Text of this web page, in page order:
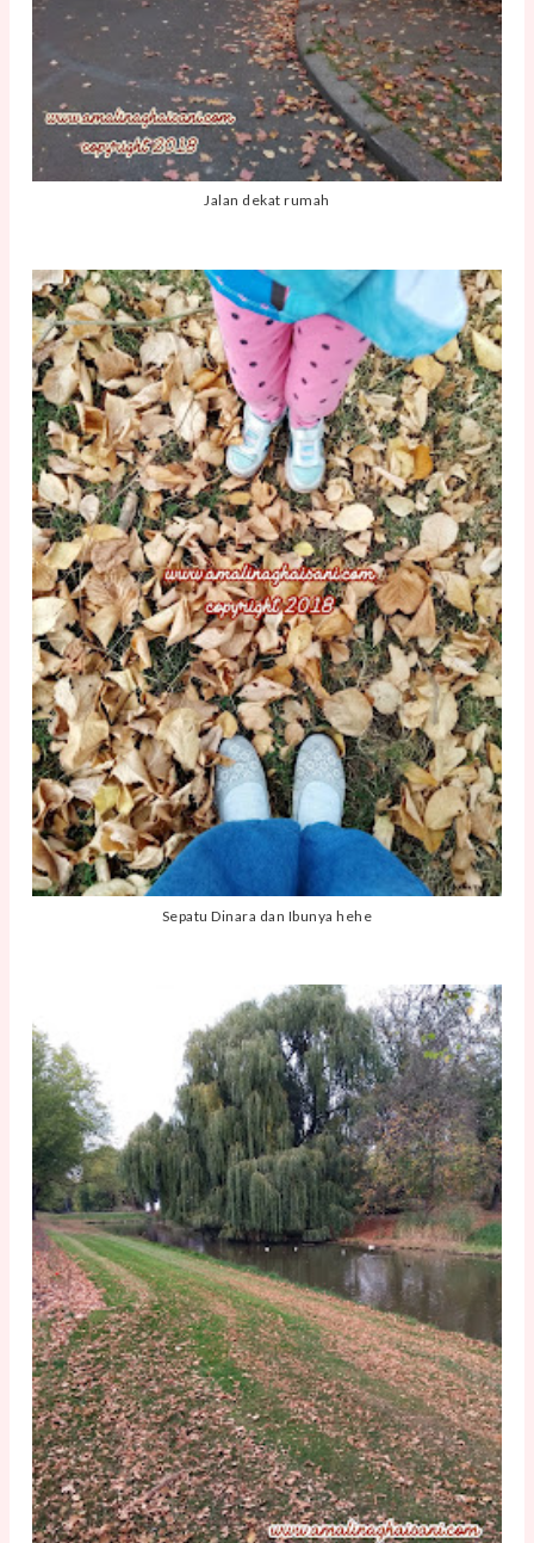
Jalan dekat rumah
Sepatu Dinara dan Ibunya hehe